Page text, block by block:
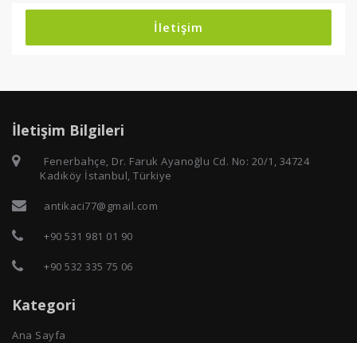
İletişim
İletişim Bilgileri
Fenerbahçe, Dr. Faruk Ayanoğlu Cd. No: 20/1, 34724
Kadıköy İstanbul, Türkiye
antikaci77@gmail.com
+90 531 981 01 90
+90 532 335 75 06
Kategori
Ana Sayfa